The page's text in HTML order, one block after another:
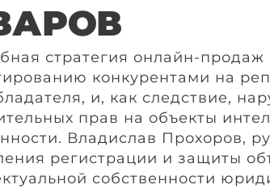
стратегия онлайн-продаж
конкурентами на
и, как следствие,
прав на объекты
Владислав Прохоров,
регистрации и защиты
собственности